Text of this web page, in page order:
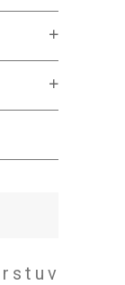
r s t u v